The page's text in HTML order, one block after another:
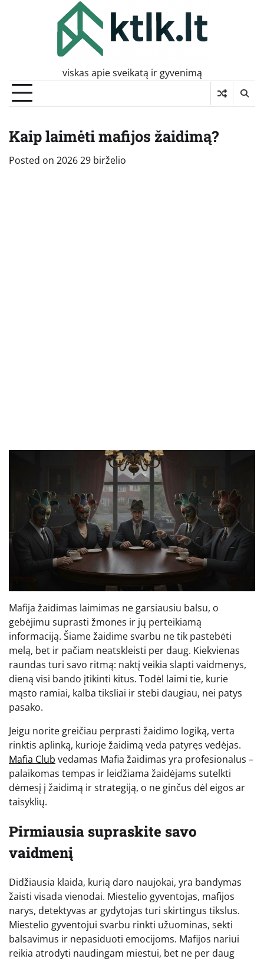
viskas apie sveikatą ir gyvenimą
Kaip laimėti mafijos žaidimą?
Posted on 2026 29 birželio
Mafija žaidimas laimimas ne garsiausiu balsu, o
gebėjimu suprasti žmones ir jų perteikiamą
informaciją. Šiame žaidime svarbu ne tik pastebėti
melą, bet ir pačiam neatskleisti per daug. Kiekvienas
raundas turi savo ritmą: naktį veikia slapti vaidmenys,
dieną visi bando įtikinti kitus. Todėl laimi tie, kurie
mąsto ramiai, kalba tiksliai ir stebi daugiau, nei patys
pasako.
Jeigu norite greičiau perprasti žaidimo logiką, verta
rinktis aplinką, kurioje žaidimą veda patyręs vedėjas.
Mafia Club vedamas Mafia žaidimas yra profesionalus –
palaikomas tempas ir leidžiama žaidėjams sutelkti
dėmesį į žaidimą ir strategiją, o ne ginčus dėl eigos ar
taisyklių.
Pirmiausia supraskite savo
vaidmenį
Didžiausia klaida, kurią daro naujokai, yra bandymas
žaisti visada vienodai. Miestelio gyventojas, mafijos
narys, detektyvas ar gydytojas turi skirtingus tikslus.
Miestelio gyventojui svarbu rinkti užuominas, sekti
balsavimus ir nepasiduoti emocijoms. Mafijos nariui
reikia atrodyti naudingam miestui, bet ne per daug